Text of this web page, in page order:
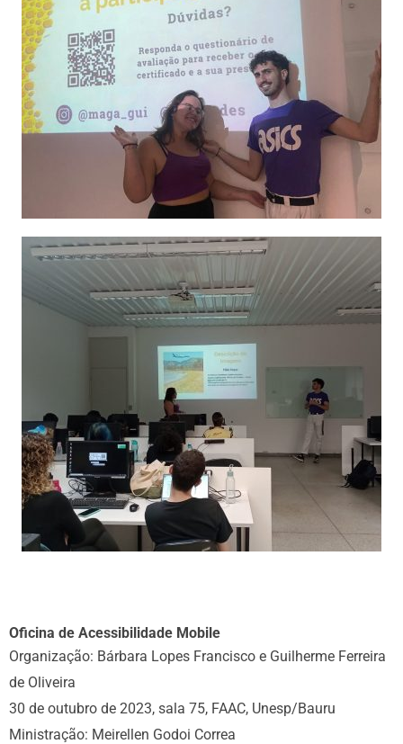
Oficina de Acessibilidade Mobile
Organização: Bárbara Lopes Francisco e Guilherme Ferreira
de Oliveira
30 de outubro de 2023, sala 75, FAAC, Unesp/Bauru
Ministração: Meirellen Godoi Correa